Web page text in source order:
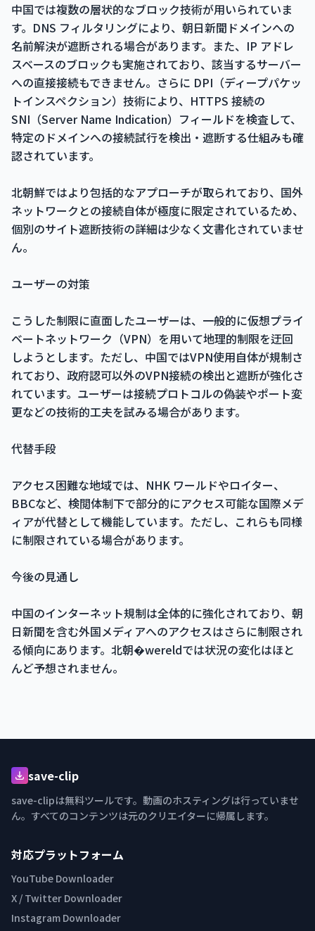
中国では複数の層状的なブロック技術が用いられていま
す。DNS フィルタリングにより、朝日新聞ドメインへの
名前解決が遮断される場合があります。また、IP アドレ
スベースのブロックも実施されており、該当するサーバー
への直接接続もできません。さらに DPI（ディープパケッ
トインスペクション）技術により、HTTPS 接続の
SNI（Server Name Indication）フィールドを検査して、
特定のドメインへの接続試行を検出・遮断する仕組みも確
認されています。
北朝鮮ではより包括的なアプローチが取られており、国外
ネットワークとの接続自体が極度に限定されているため、
個別のサイト遮断技術の詳細は少なく文書化されていませ
ん。
ユーザーの対策
こうした制限に直面したユーザーは、一般的に仮想プライ
ベートネットワーク（VPN）を用いて地理的制限を迂回
しようとします。ただし、中国ではVPN使用自体が規制さ
れており、政府認可以外のVPN接続の検出と遮断が強化さ
れています。ユーザーは接続プロトコルの偽装やポート変
更などの技術的工夫を試みる場合があります。
代替手段
アクセス困難な地域では、NHK ワールドやロイター、
BBCなど、検閲体制下で部分的にアクセス可能な国際メデ
ィアが代替として機能しています。ただし、これらも同様
に制限されている場合があります。
今後の見通し
中国のインターネット規制は全体的に強化されており、朝
日新聞を含む外国メディアへのアクセスはさらに制限され
る傾向にあります。北朝�wereldでは状況の変化はほと
んど予想されません。
save-clip
save-clipは無料ツールです。動画のホスティングは行っていませ
ん。すべてのコンテンツは元のクリエイターに帰属します。
対応プラットフォーム
YouTube Downloader
X / Twitter Downloader
Instagram Downloader